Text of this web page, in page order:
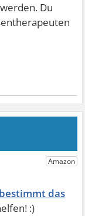
Du
das